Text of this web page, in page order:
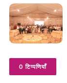
0 टिप्पणियाँ